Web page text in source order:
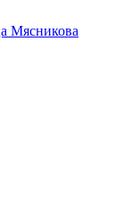
Мясникова